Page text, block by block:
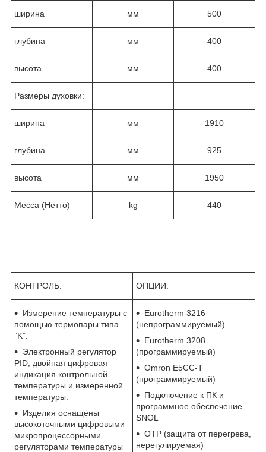
ширина мм 500
глубина мм 400
высота мм 400
Размеры духовки:
ширина мм 1910
глубина мм 925
высота мм 1950
Месса (Нетто) kg 440
КОНТРОЛЬ: ОПЦИИ:
Измерение температуры с
помощью термопары типа
”K”.
Электронный регулятор
PID, двойная цифровая
индикация контрольной
температуры и измеренной
температуры.
Изделия оснащены
высокоточными цифровыми
микропроцессорными
регуляторами температуры
Eurotherm 3216
(непрограммируемый)
Eurotherm 3208
(программируемый)
Omron E5CC-T
(программируемый)
Подключение к ПК и
программное обеспечение
SNOL
OTP (защита от перегрева,
нерегулируемая)